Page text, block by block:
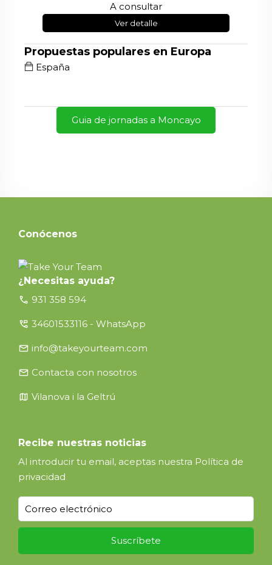
A consultar
Ver detalle
Propuestas populares en Europa
España
Guia de jornadas a Moncayo
Conócenos
¿Necesitas ayuda?
call 931 358 594
perm_phone_msg 34601533116 - WhatsApp
email info@takeyourteam.com
email Contacta con nosotros
map Vilanova i la Geltrú
Recibe nuestras noticias
Al introducir tu email, aceptas nuestra Política de
privacidad